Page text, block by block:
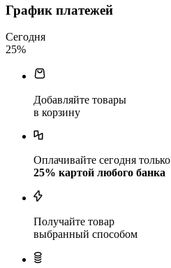
График платежей
Сегодня
25%
Добавляйте товары
в корзину
Оплачивайте сегодня только
25% картой любого банка
Получайте товар
выбранный способом